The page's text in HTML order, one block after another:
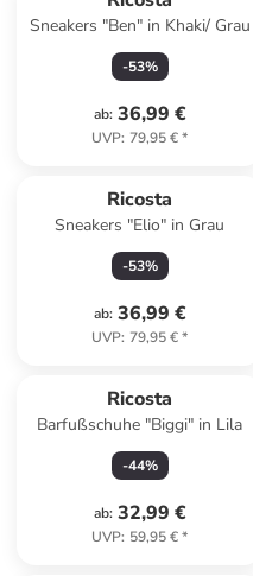
Sneakers "Ben" in Khaki/ Grau
-53%
ab: 36,99 €
UVP: 79,95 €*
Ricosta
Sneakers "Elio" in Grau
-53%
ab: 36,99 €
UVP: 79,95 €*
Ricosta
Barfußschuhe "Biggi" in Lila
-44%
ab: 32,99 €
UVP: 59,95 €*